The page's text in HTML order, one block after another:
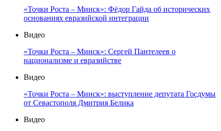
«Точки Роста – Минск»: Фёдор Гайда об исторических
основаниях евразийской интеграции
Видео
«Точки Роста – Минск»: Сергей Пантелеев о
национализме и евразийстве
Видео
«Точки Роста – Минск»: выступление депутата Госдумы
от Севастополя Дмитрия Белика
Видео